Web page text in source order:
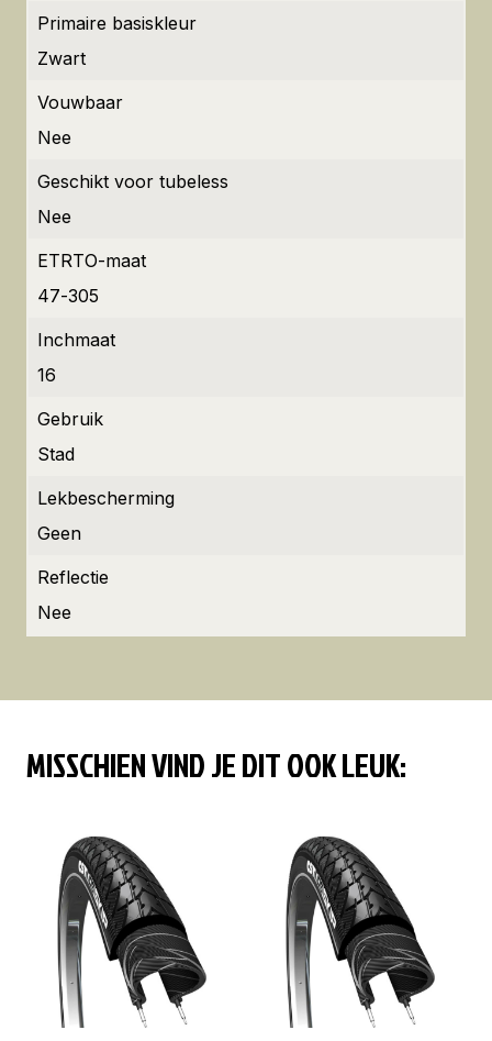
Primaire basiskleur
Zwart
Vouwbaar
Nee
Geschikt voor tubeless
Nee
ETRTO-maat
47-305
Inchmaat
16
Gebruik
Stad
Lekbescherming
Geen
Reflectie
Nee
MISSCHIEN VIND JE DIT OOK LEUK: